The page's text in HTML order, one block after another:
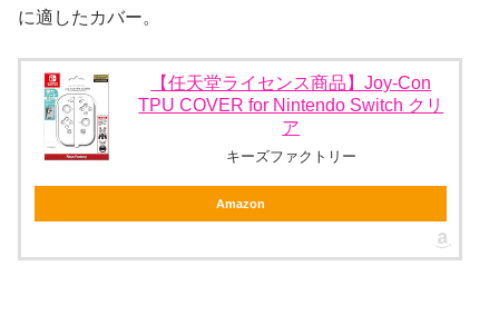
に適したカバー。
【任天堂ライセンス商品】Joy-Con
TPU COVER for Nintendo Switch クリ
ア
キーズファクトリー
Amazon